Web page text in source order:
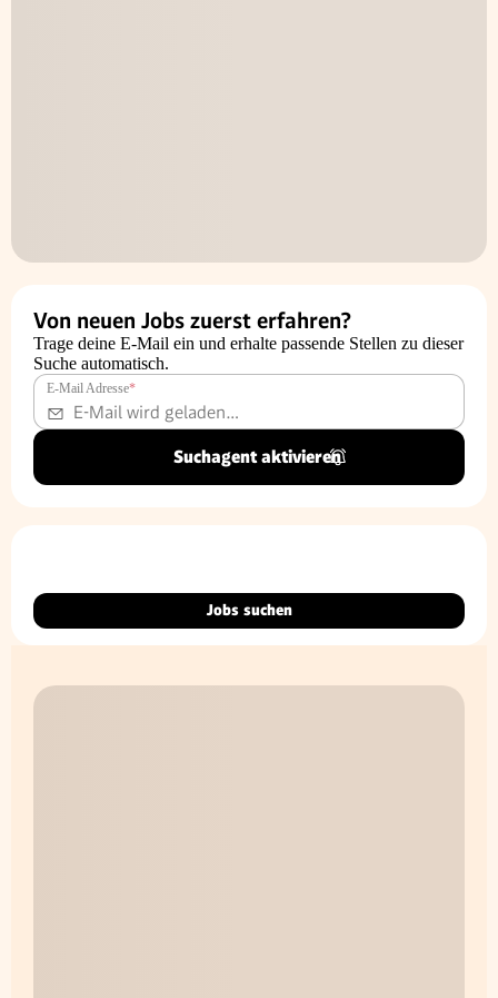
Von neuen Jobs zuerst erfahren?
Trage deine E-Mail ein und erhalte passende Stellen zu dieser
Suche automatisch.
E-Mail Adresse*
Suchagent aktivieren
Jobs suchen